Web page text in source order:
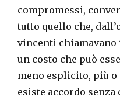
compromessi,
tutto quello che,
vincenti chiamavano
un costo che può
meno esplicito, più o
esiste accordo senza